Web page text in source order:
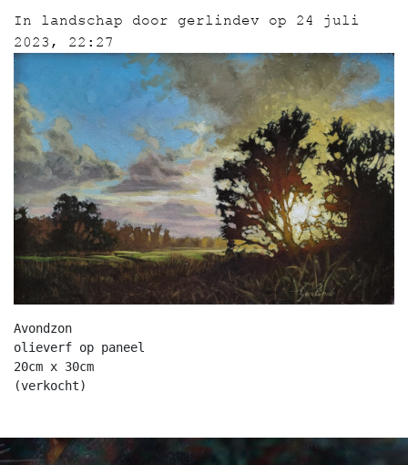
In landschap door gerlindev op 24 juli
2023, 22:27
Avondzon
olieverf op paneel
20cm x 30cm
(verkocht)